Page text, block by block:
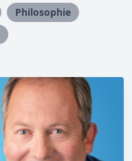
Philosophie